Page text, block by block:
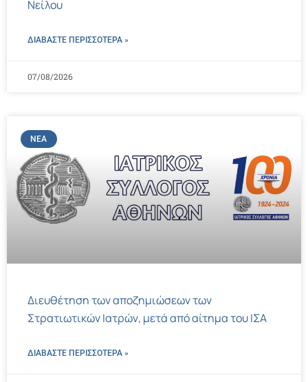
Νείλου
ΔΙΑΒΑΣΤΕ ΠΕΡΙΣΣΌΤΕΡΑ »
07/08/2026
ΝΈΑ
Διευθέτηση των αποζημιώσεων των
Στρατιωτικών Ιατρών, μετά από αίτημα του ΙΣΑ
ΔΙΑΒΑΣΤΕ ΠΕΡΙΣΣΌΤΕΡΑ »